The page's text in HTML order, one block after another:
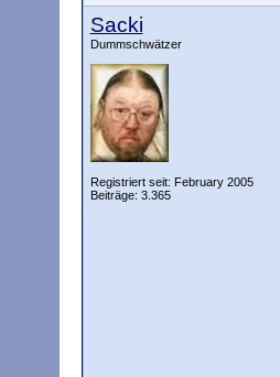
Sacki
Dummschwätzer
Registriert seit: February 2005
Beiträge: 3.365